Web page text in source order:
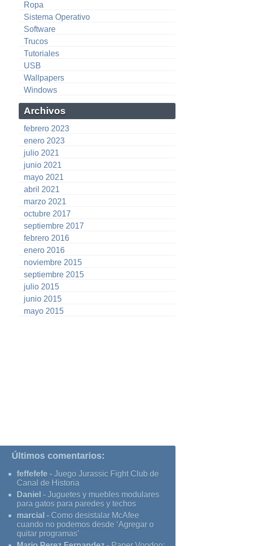
Ropa
Sistema Operativo
Software
Trucos
Tutoriales
USB
Wallpapers
Windows
Archivos
febrero 2023
enero 2023
julio 2021
junio 2021
mayo 2021
abril 2021
marzo 2021
octubre 2017
septiembre 2017
febrero 2016
enero 2016
noviembre 2015
septiembre 2015
julio 2015
junio 2015
mayo 2015
Últimos comentarios:
feffefefe - Juego Jurassic Fight Club de
Canal de Historia
Daniel - Juguetes y muebles modulares
para gatos para paredes y techos
marcial - Como desistalar McAfee
cuando no podemos desde ‘Agregar o
quitar programas’